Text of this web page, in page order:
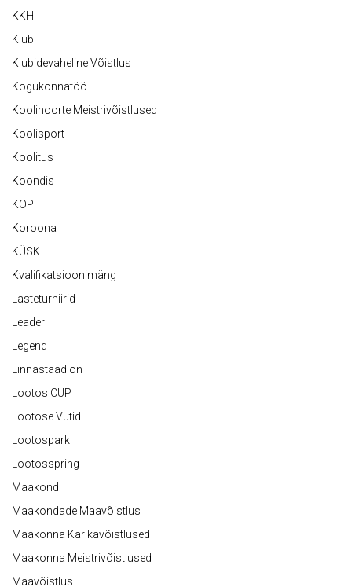
KKH
Klubi
Klubidevaheline Võistlus
Kogukonnatöö
Koolinoorte Meistrivõistlused
Koolisport
Koolitus
Koondis
KOP
Koroona
KÜSK
Kvalifikatsioonimäng
Lasteturniirid
Leader
Legend
Linnastaadion
Lootos CUP
Lootose Vutid
Lootospark
Lootosspring
Maakond
Maakondade Maavõistlus
Maakonna Karikavõistlused
Maakonna Meistrivõistlused
Maavõistlus